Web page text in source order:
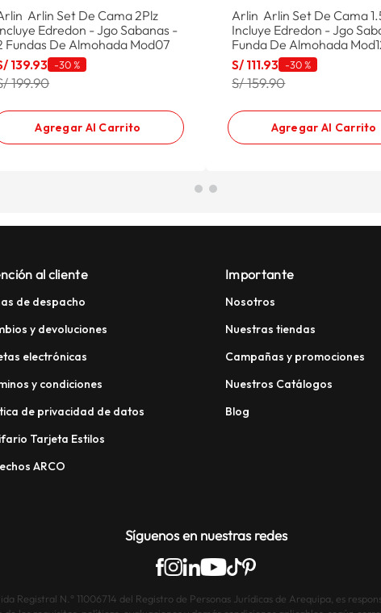
Arlin Set De Cama 2Plz
Edredon - Jgo Sabanas -
Fundas De Almohada Mod07
139.93 -30 %
199.90
Agregar Al Carrito
Arlin Arlin Set De Cama
Incluye Edredon - Jgo
Funda De Almohada
S/ 111.93 -30 %
S/ 159.90
Agregar Al Carrito
al cliente
de despacho
y devoluciones
electrónicas
y condiciones
de privacidad de datos
Tarjeta Estilos
ARCO
Importante
Nosotros
Nuestras tiendas
Campañas y promociones
Nuestros Catálogos
Blog
Síguenos en nuestras redes
Registral N.° 11006714 del Registro de Personas Jurídicas de Arequipa, es